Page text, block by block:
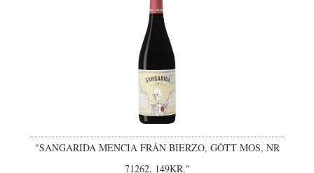
"SANGARIDA MENCIA FRÅN BIERZO, GÔTT MOS, NR
71262, 149KR."